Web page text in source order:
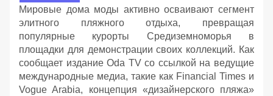
Мировые дома моды активно осваивают сегмент
элитного пляжного отдыха, превращая
популярные курорты Средиземноморья в
площадки для демонстрации своих коллекций. Как
сообщает издание Oda TV со ссылкой на ведущие
международные медиа, такие как Financial Times и
Vogue Arabia, концепция «дизайнерского пляжа»